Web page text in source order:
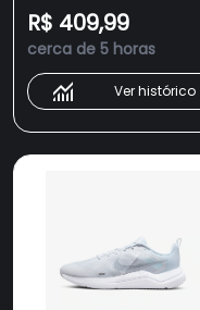
R$ 409,99
cerca de 5 horas
Ver histórico